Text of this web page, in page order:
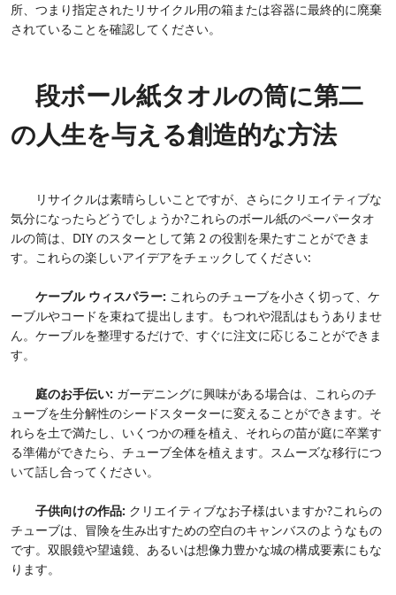
所、つまり指定されたリサイクル用の箱または容器に最終的に廃棄
されていることを確認してください。
段ボール紙タオルの筒に第二
の人生を与える創造的な方法
リサイクルは素晴らしいことですが、さらにクリエイティブな
気分になったらどうでしょうか?これらのボール紙のペーパータオ
ルの筒は、DIY のスターとして第 2 の役割を果たすことができま
す。これらの楽しいアイデアをチェックしてください:
ケーブル ウィスパラー: これらのチューブを小さく切って、ケ
ーブルやコードを束ねて提出します。もつれや混乱はもうありませ
ん。ケーブルを整理するだけで、すぐに注文に応じることができま
す。
庭のお手伝い: ガーデニングに興味がある場合は、これらのチ
ューブを生分解性のシードスターターに変えることができます。そ
れらを土で満たし、いくつかの種を植え、それらの苗が庭に卒業す
る準備ができたら、チューブ全体を植えます。スムーズな移行につ
いて話し合ってください。
子供向けの作品: クリエイティブなお子様はいますか?これらの
チューブは、冒険を生み出すための空白のキャンバスのようなもの
です。双眼鏡や望遠鏡、あるいは想像力豊かな城の構成要素にもな
ります。